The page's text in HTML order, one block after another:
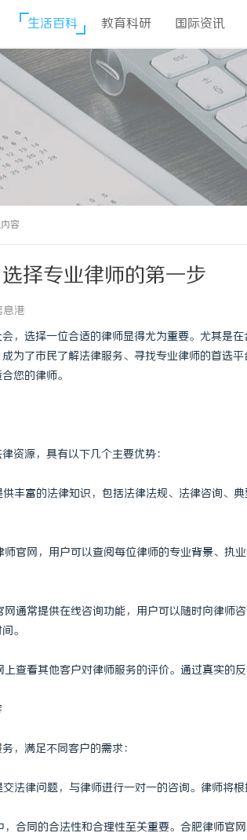
生活百科 教育科研 国际资讯
容
择专业律师的第一步
港
，选择一位合适的律师显得尤为重要。尤其是
为了市民了解法律服务、寻找专业律师的首选
您的律师。
资源，具有以下几个主要优势：
丰富的法律知识，包括法律法规、法律咨询、
官网，用户可以查阅每位律师的专业背景、执
通常提供在线咨询功能，用户可以随时向律师
。
查看其他客户对律师服务的评价。通过真实的
，满足不同客户的需求：
法律问题，与律师进行一对一的咨询。律师将
合同的合法性和合理性至关重要。合肥律师官
的风向标